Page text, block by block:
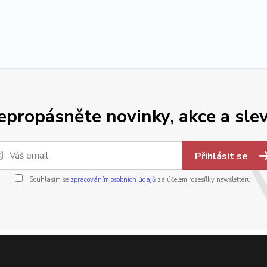
novinky, akce a
Přihlásit se
Souhlasím se zpracováním osobních údajůza účelem rozesílky newsletteru.